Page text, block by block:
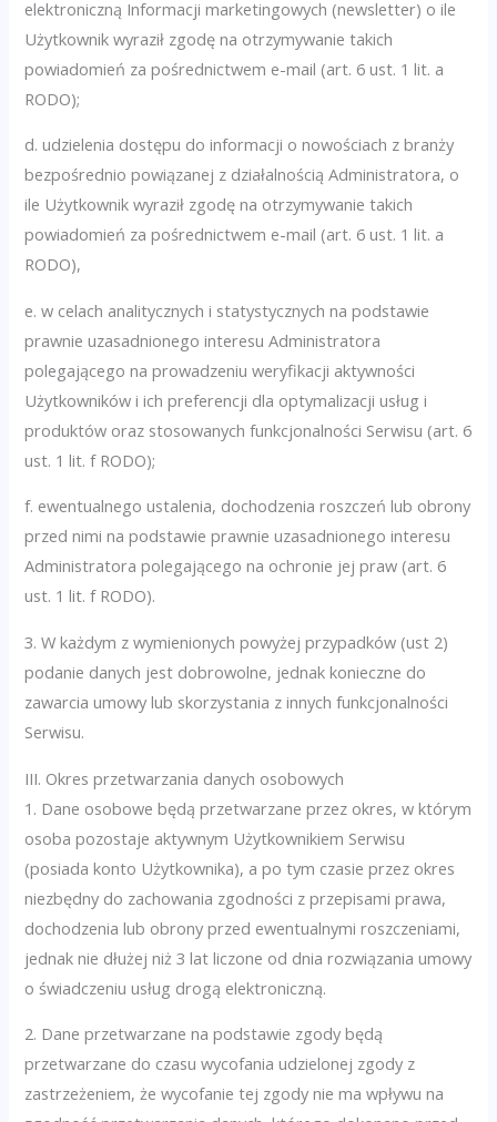
elektroniczną Informacji marketingowych (newsletter) o ile
Użytkownik wyraził zgodę na otrzymywanie takich
powiadomień za pośrednictwem e-mail (art. 6 ust. 1 lit. a
RODO);
d. udzielenia dostępu do informacji o nowościach z branży
bezpośrednio powiązanej z działalnością Administratora, o
ile Użytkownik wyraził zgodę na otrzymywanie takich
powiadomień za pośrednictwem e-mail (art. 6 ust. 1 lit. a
RODO),
e. w celach analitycznych i statystycznych na podstawie
prawnie uzasadnionego interesu Administratora
polegającego na prowadzeniu weryfikacji aktywności
Użytkowników i ich preferencji dla optymalizacji usług i
produktów oraz stosowanych funkcjonalności Serwisu (art. 6
ust. 1 lit. f RODO);
f. ewentualnego ustalenia, dochodzenia roszczeń lub obrony
przed nimi na podstawie prawnie uzasadnionego interesu
Administratora polegającego na ochronie jej praw (art. 6
ust. 1 lit. f RODO).
3. W każdym z wymienionych powyżej przypadków (ust 2)
podanie danych jest dobrowolne, jednak konieczne do
zawarcia umowy lub skorzystania z innych funkcjonalności
Serwisu.
III. Okres przetwarzania danych osobowych
1. Dane osobowe będą przetwarzane przez okres, w którym
osoba pozostaje aktywnym Użytkownikiem Serwisu
(posiada konto Użytkownika), a po tym czasie przez okres
niezbędny do zachowania zgodności z przepisami prawa,
dochodzenia lub obrony przed ewentualnymi roszczeniami,
jednak nie dłużej niż 3 lat liczone od dnia rozwiązania umowy
o świadczeniu usług drogą elektroniczną.
2. Dane przetwarzane na podstawie zgody będą
przetwarzane do czasu wycofania udzielonej zgody z
zastrzeżeniem, że wycofanie tej zgody nie ma wpływu na